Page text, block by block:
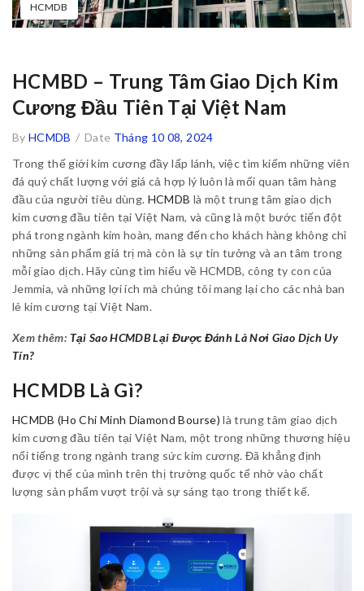
HCMDB
HCMBD – Trung Tâm Giao Dịch Kim
Cương Đầu Tiên Tại Việt Nam
ByHCMDB / Date Tháng 10 08, 2024
Trong thế giới kim cương đầy lấp lánh, việc tìm kiếm những viên
đá quý chất lượng với giá cả hợp lý luôn là mối quan tâm hàng
đầu của người tiêu dùng. HCMDB là một trung tâm giao dịch
kim cương đầu tiên tại Việt Nam, và cũng là một bước tiến đột
phá trong ngành kim hoàn, mang đến cho khách hàng không chỉ
những sản phẩm giá trị mà còn là sự tin tưởng và an tâm trong
mỗi giao dịch. Hãy cùng tìm hiểu về HCMDB, công ty con của
Jemmia, và những lợi ích mà chúng tôi mang lại cho các nhà ban
lẻ kim cương tại Việt Nam.
Xem thêm: Tại Sao HCMDB Lại Được Đánh Là Nơi Giao Dịch Uy
Tín?
HCMDB Là Gì?
HCMDB (Ho Chi Minh Diamond Bourse) là trung tâm giao dịch
kim cương đầu tiên tại Việt Nam, một trong những thương hiệu
nổi tiếng trong ngành trang sức kim cương. Đã khẳng định
được vị thế của mình trên thị trường quốc tế nhờ vào chất
lượng sản phẩm vượt trội và sự sáng tạo trong thiết kế.